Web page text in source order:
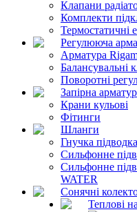
Клапани
Комплекти
Термостатичні
Регулююча
Арматура
Балансувальні
Поворотні
Запірна
Крани кульові
Фітинги
Шланги
Гнучка
Сильфонне
Сильфонне
WATER
Сонячні
Теплові